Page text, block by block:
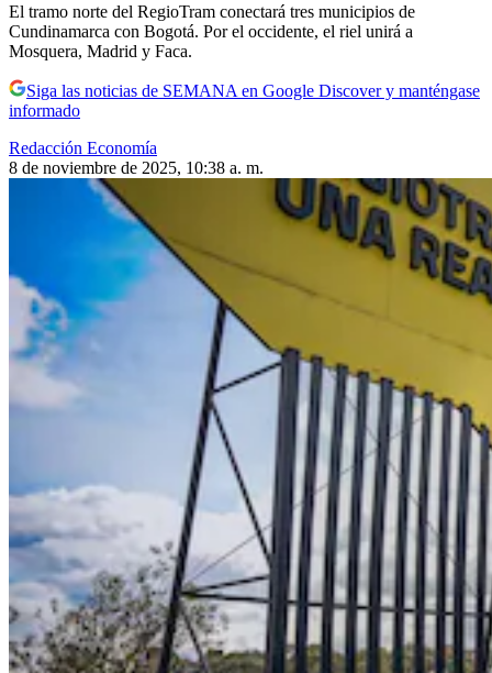
El tramo norte del RegioTram conectará tres municipios de
Cundinamarca con Bogotá. Por el occidente, el riel unirá a
Mosquera, Madrid y Faca.
Siga las noticias de SEMANA en Google Discover y manténgase
informado
Redacción Economía
8 de noviembre de 2025, 10:38 a. m.